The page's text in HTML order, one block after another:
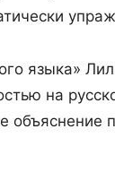
языка»
на